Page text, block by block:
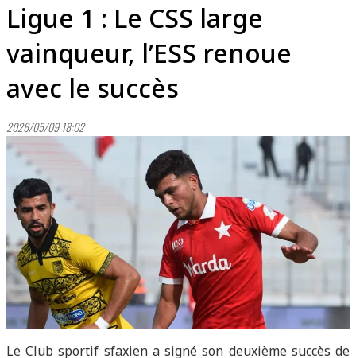
Ligue 1 : Le CSS large
vainqueur, l’ESS renoue
avec le succès
2026/05/09 18:02
Le Club sportif sfaxien a signé son deuxième succès de